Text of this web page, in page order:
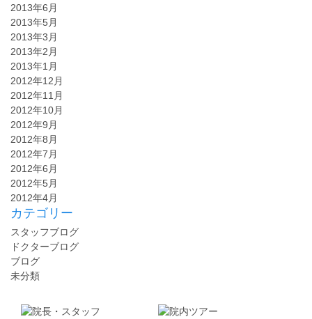
2013年6月
2013年5月
2013年3月
2013年2月
2013年1月
2012年12月
2012年11月
2012年10月
2012年9月
2012年8月
2012年7月
2012年6月
2012年5月
2012年4月
カテゴリー
スタッフブログ
ドクターブログ
ブログ
未分類